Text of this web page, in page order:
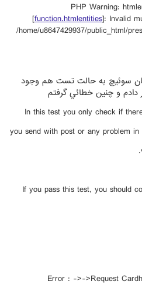
[10-May-2012 18:50:18] PHP
[function.htmlentities]: Invalid
/home/u8647429937/public_html/
سوئيچ به حالت تست هم وجود
و چنين خطائي گرفتم
In this test you only check if
you send with post or any problem
If you pass this test, you should
Error : ->->Request